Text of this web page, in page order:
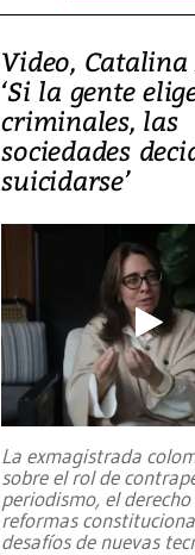
Video, Catalina
‘Si la gente
criminales, las
sociedades
suicidarse’
La exmagistrada
sobre el rol de
periodismo, el
reformas
desafíos de nuevas